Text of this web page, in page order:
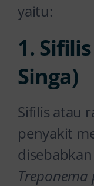
yaitu:
1.
Singa)
Sifilis atau
penyakit